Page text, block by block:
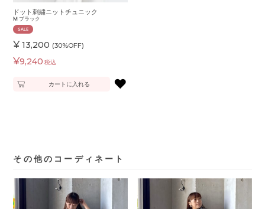
ドット刺繍ニットチュニック
M ブラック
SALE
¥ 13,200 (30%OFF)
¥9,240 税込
カートに入れる ♥
その他のコーディネート